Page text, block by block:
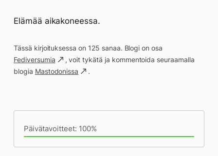
Elämää aikakoneessa.
Tässä kirjoituksessa on 125 sanaa. Blogi on osa
Fediversumia
, voit tykätä ja kommentoida seuraamalla
blogia Mastodonissa .
Päivätavoitteet: 100%